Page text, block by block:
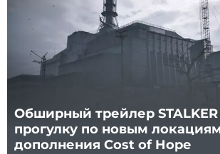
Обширный трейлер STALKER
прогулку по новым
дополнения Cost of Hope